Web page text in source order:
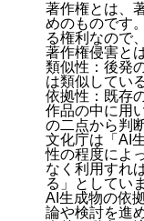
著作権とは、
めのものです
る権利なので
著作権侵害と
類似性：後発
は類似してい
依拠性：既存
作品の中に用
の二点から判
文化庁は「AI
性の程度によ
なく利用すれ
る」としてい
AI生成物の依
論や検討を進